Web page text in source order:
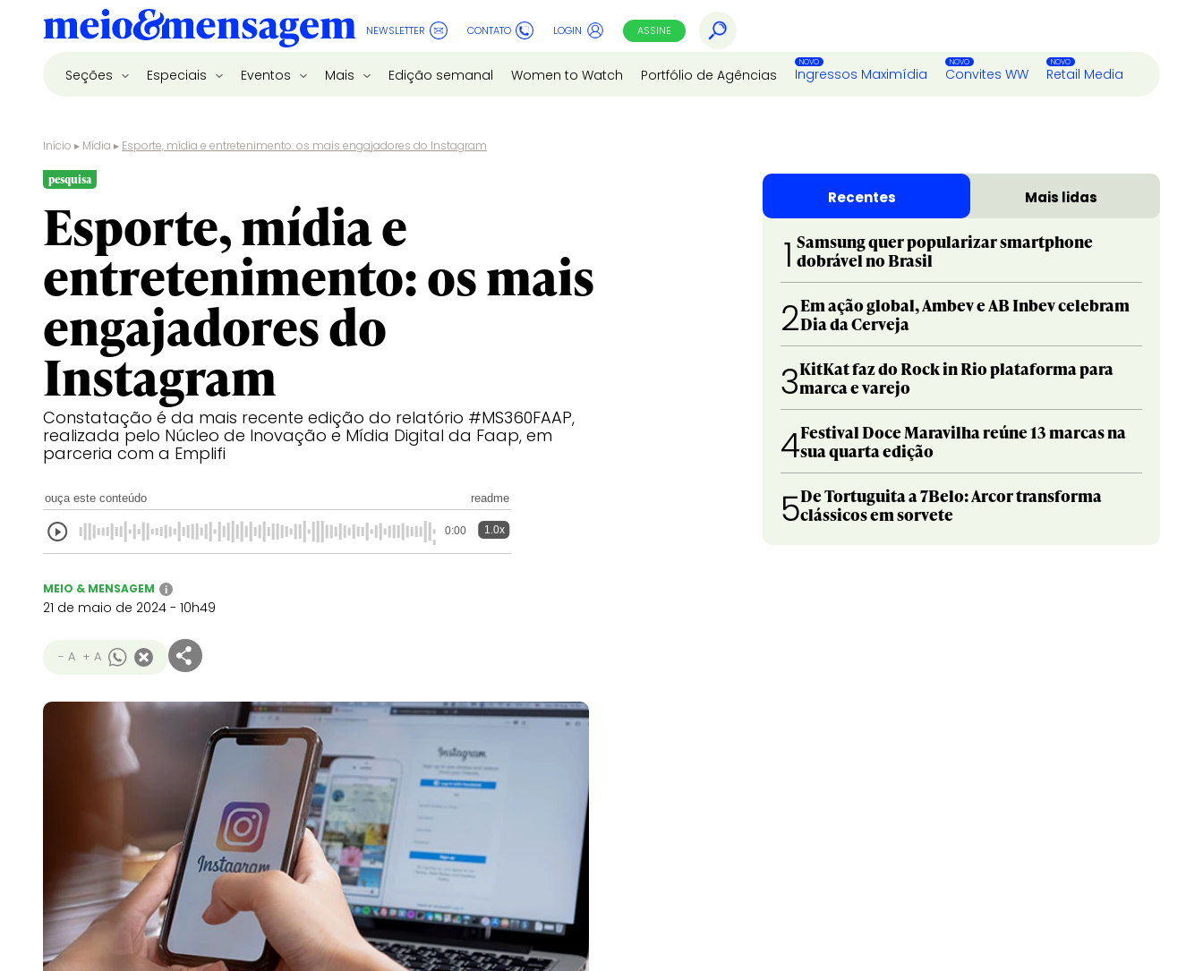
NEWSLETTER CONTATO LOGIN ASSINE
Seções Especiais Eventos Mais Edição semanal Women to Watch Portfólio de Agências Ingressos Maximídia Convites WW Retail Media
Início ▸ Mídia ▸ Esporte, mídia e entretenimento: os mais engajadores do Instagram
pesquisa
Esporte, mídia e
entretenimento: os mais
engajadores do
Instagram
Constatação é da mais recente edição do relatório #MS360FAAP,
realizada pelo Núcleo de Inovação e Mídia Digital da Faap, em
parceria com a Emplifi
ouça este conteúdo readme
0:00 1.0x
MEIO & MENSAGEM i
21 de maio de 2024 - 10h49
- A + A
Recentes Mais lidas
1 Samsung quer popularizar smartphone
dobrável no Brasil
2Em ação global, Ambev e AB Inbev celebram
Dia da Cerveja
3KitKat faz do Rock in Rio plataforma para
marca e varejo
4Festival Doce Maravilha reúne 13 marcas na
sua quarta edição
5De Tortuguita a 7Belo: Arcor transforma
clássicos em sorvete